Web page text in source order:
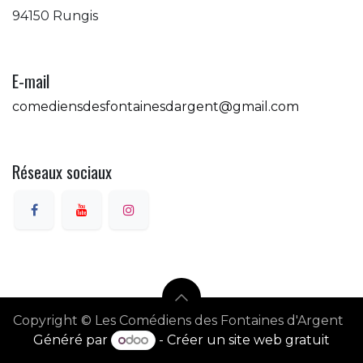
94150 Rungis
E-mail
comediensdesfontainesdargent@gmail.com
Réseaux sociaux
Copyright © Les Comédiens des Fontaines d'Argent
Généré par
- Créer un site web gratuit